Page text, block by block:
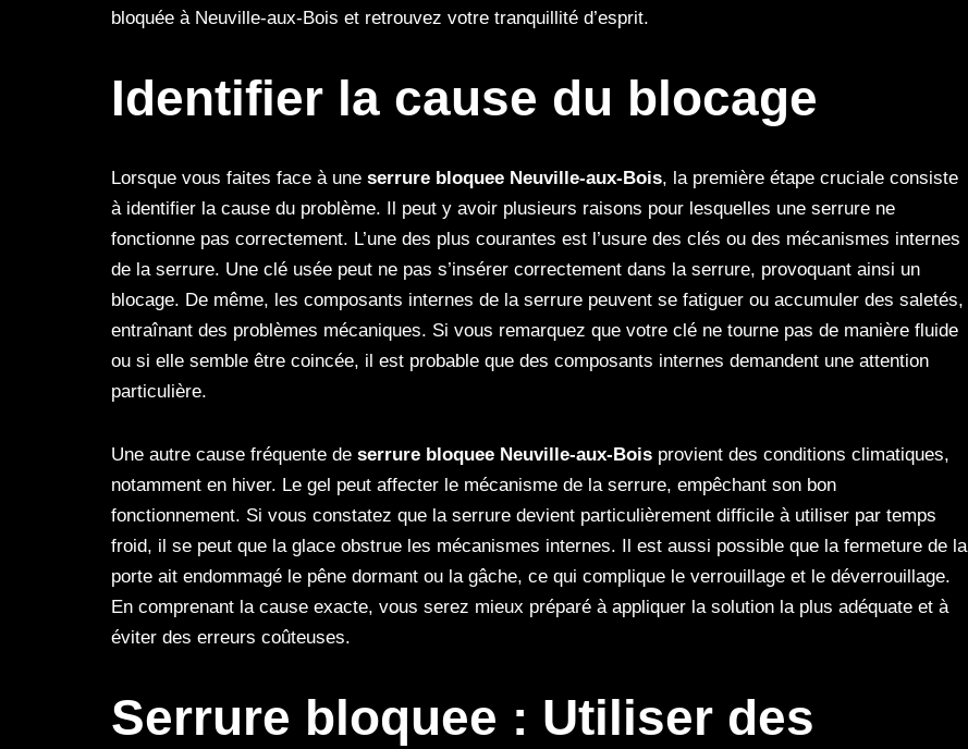
bloquée à Neuville-aux-Bois et retrouvez votre tranquillité d’esprit.
Identifier la cause du blocage
Lorsque vous faites face à une serrure bloquee Neuville-aux-Bois, la première étape cruciale consiste
à identifier la cause du problème. Il peut y avoir plusieurs raisons pour lesquelles une serrure ne
fonctionne pas correctement. L’une des plus courantes est l’usure des clés ou des mécanismes internes
de la serrure. Une clé usée peut ne pas s’insérer correctement dans la serrure, provoquant ainsi un
blocage. De même, les composants internes de la serrure peuvent se fatiguer ou accumuler des saletés,
entraînant des problèmes mécaniques. Si vous remarquez que votre clé ne tourne pas de manière fluide
ou si elle semble être coincée, il est probable que des composants internes demandent une attention
particulière.
Une autre cause fréquente de serrure bloquee Neuville-aux-Bois provient des conditions climatiques,
notamment en hiver. Le gel peut affecter le mécanisme de la serrure, empêchant son bon
fonctionnement. Si vous constatez que la serrure devient particulièrement difficile à utiliser par temps
froid, il se peut que la glace obstrue les mécanismes internes. Il est aussi possible que la fermeture de la
porte ait endommagé le pêne dormant ou la gâche, ce qui complique le verrouillage et le déverrouillage.
En comprenant la cause exacte, vous serez mieux préparé à appliquer la solution la plus adéquate et à
éviter des erreurs coûteuses.
Serrure bloquee : Utiliser des